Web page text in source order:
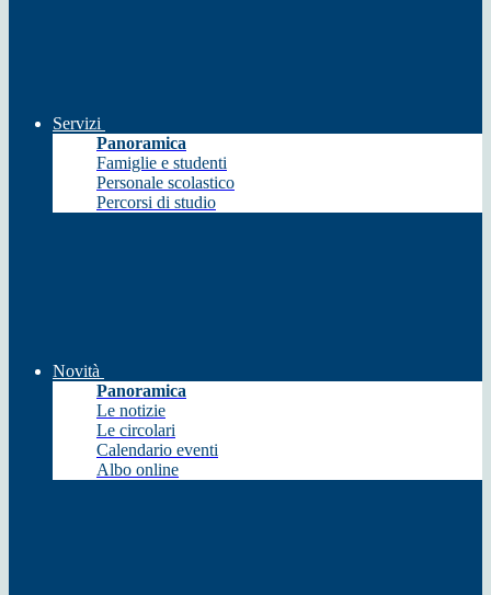
Servizi
Panoramica
Famiglie e studenti
Personale scolastico
Percorsi di studio
Novità
Panoramica
Le notizie
Le circolari
Calendario eventi
Albo online